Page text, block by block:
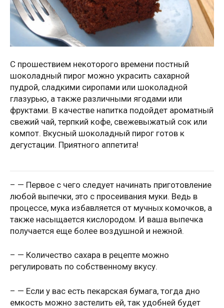
С прошествием некоторого времени постный
шоколадный пирог можно украсить сахарной
пудрой, сладкими сиропами или шоколадной
глазурью, а также различными ягодами или
фруктами. В качестве напитка подойдет ароматный
свежий чай, терпкий кофе, свежевыжатый сок или
компот. Вкусный шоколадный пирог готов к
дегустации. Приятного аппетита!
– — Первое с чего следует начинать приготовление
любой выпечки, это с просеивания муки. Ведь в
процессе, мука избавляется от мучных комочков, а
также насыщается кислородом. И ваша выпечка
получается еще более воздушной и нежной.
– — Количество сахара в рецепте можно
регулировать по собственному вкусу.
– — Если у вас есть пекарская бумага, тогда дно
емкость можно застелить ей, так удобней будет